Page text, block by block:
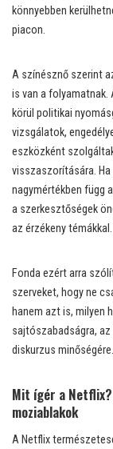
könnyebben
piacon.
A színésznő szerint
is van a folyamatnak.
körül politikai
vizsgálatok,
eszközként
visszaszorítására.
nagymértékben függ
a szerkesztőségek
az érzékeny témákkal.
Fonda ezért arra
szerveket, hogy ne
hanem azt is, milyen
sajtószabadságra,
diskurzus minőségére.
Mit ígér a
moziablakok
A Netflix